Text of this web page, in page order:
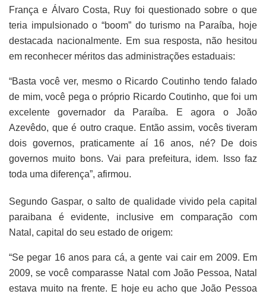
França e Álvaro Costa, Ruy foi questionado sobre o que
teria impulsionado o “boom” do turismo na Paraíba, hoje
destacada nacionalmente. Em sua resposta, não hesitou
em reconhecer méritos das administrações estaduais:
“Basta você ver, mesmo o Ricardo Coutinho tendo falado
de mim, você pega o próprio Ricardo Coutinho, que foi um
excelente governador da Paraíba. E agora o João
Azevêdo, que é outro craque. Então assim, vocês tiveram
dois governos, praticamente aí 16 anos, né? De dois
governos muito bons. Vai para prefeitura, idem. Isso faz
toda uma diferença”, afirmou.
Segundo Gaspar, o salto de qualidade vivido pela capital
paraibana é evidente, inclusive em comparação com
Natal, capital do seu estado de origem:
“Se pegar 16 anos para cá, a gente vai cair em 2009. Em
2009, se você comparasse Natal com João Pessoa, Natal
estava muito na frente. E hoje eu acho que João Pessoa